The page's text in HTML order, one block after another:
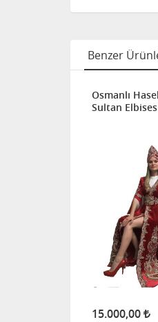
Benzer
Osmanlı
Sultan
15.000,00